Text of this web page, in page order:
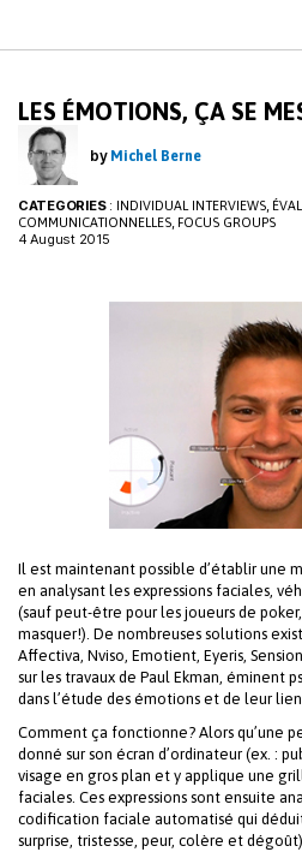
b
o
o
k
e
dI
LES ÉMOTIONS, ÇA SE
by Michel Berne
CATEGORIES: INDIVIDUAL INTERVIEWS,
COMMUNICATIONNELLES, FOCUS GROUPS
4 August 2015
Il est maintenant possible d’établir une
en analysant les expressions faciales,
(sauf peut-être pour les joueurs de
masquer!). De nombreuses solutions
Affectiva, Nviso, Emotient, Eyeris,
sur les travaux de Paul Ekman, éminent
dans l’étude des émotions et de leur
Comment ça fonctionne? Alors qu’une
donné sur son écran d’ordinateur (ex. :
visage en gros plan et y applique une
faciales. Ces expressions sont ensuite
codification faciale automatisé qui
surprise, tristesse, peur, colère et